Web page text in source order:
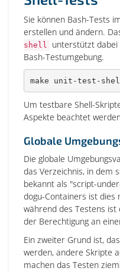
Sie können Bash-Tests
erstellen und ändern.
shell
unterstützt
Bash-Testumgebung.
make unit-test-
Um testbare Shell-
Aspekte beachtet
Globale
Die globale
das Verzeichnis, in dem
bekannt als "script-
dogu-Containers ist dies
während des Testens ist
der Berechtigung an
Ein zweiter Grund ist,
werden, andere Skripte
machen das Testen